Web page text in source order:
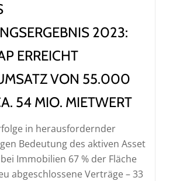
2023:
ERREICHT
VON 55.000
54 MIO. MIETWERT
in herausfordernder
Bedeutung des aktiven Asset
Immobilien 67 % der Fläche
abgeschlossene Verträge – 33